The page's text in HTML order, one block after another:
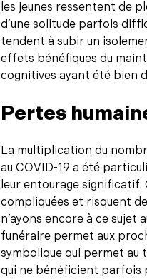
les jeunes ressentent de
d’une solitude parfois
tendent à subir un
effets bénéfiques du
cognitives ayant été bien
Pertes
La multiplication du
au COVID-19 a été
leur entourage significatif.
compliquées et risquent
n’ayons encore à ce
funéraire permet aux
symbolique qui permet au
qui ne bénéficient parfois